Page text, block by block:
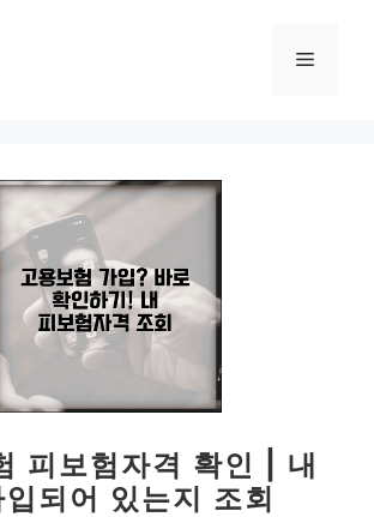
메
피보험자격 확인 | 내
되어 있는지 조회